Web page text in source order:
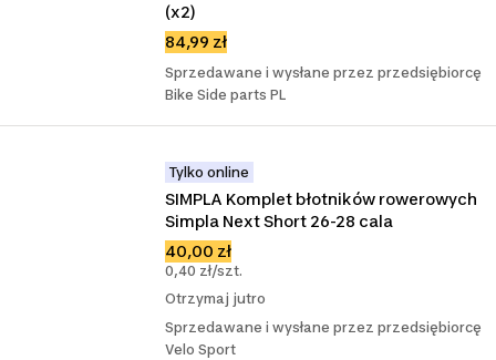
(x2)
84,99 zł
Sprzedawane i wysłane przez przedsiębiorcę
Bike Side parts PL
Tylko online
SIMPLA Komplet błotników rowerowych
Simpla Next Short 26-28 cala
40,00 zł
0,40 zł/szt.
Otrzymaj jutro
Sprzedawane i wysłane przez przedsiębiorcę
Velo Sport